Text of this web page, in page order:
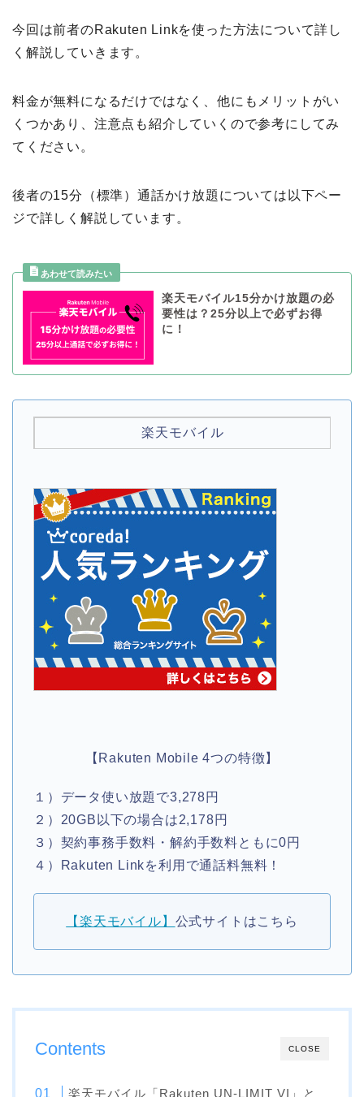
今回は前者のRakuten Linkを使った方法について詳し
く解説していきます。
料金が無料になるだけではなく、他にもメリットがい
くつかあり、注意点も紹介していくので参考にしてみ
てください。
後者の15分（標準）通話かけ放題については以下ペー
ジで詳しく解説しています。
楽天モバイル15分かけ放題の必
要性は？25分以上で必ずお得
に！
楽天モバイル
【Rakuten Mobile 4つの特徴】
１）データ使い放題で3,278円
２）20GB以下の場合は2,178円
３）契約事務手数料・解約手数料ともに0円
４）Rakuten Linkを利用で通話料無料！
【楽天モバイル】 公式サイトはこちら
CLOSE
Contents
楽天モバイル「Rakuten UN-LIMIT VI」と